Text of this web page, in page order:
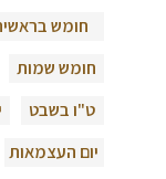
חומש
חומש שמות
ט"ו בשבט
יום העצמאות